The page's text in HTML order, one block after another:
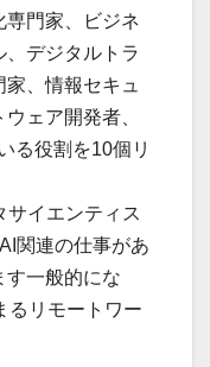
専門家、ビジネ
、デジタルトラ
、情報セキュ
ェア開発者、
る役割を10個リ
サイエンティス
関連の仕事があ
す一般的にな
るリモートワー